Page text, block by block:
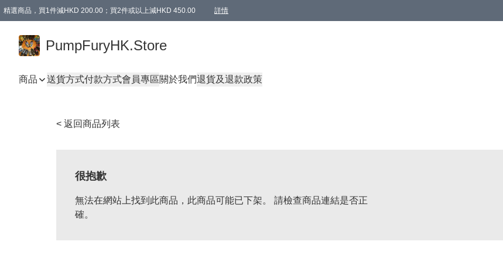
精選商品，買1件減HKD 200.00；買2件或以上減HKD 450.00 詳情
PumpFuryHK.Store
商品 送貨方式付款方式會員專區關於我們退貨及退款政策
< 返回商品列表
很抱歉
無法在網站上找到此商品，此商品可能已下架。 請檢查商品連結是否正
確。